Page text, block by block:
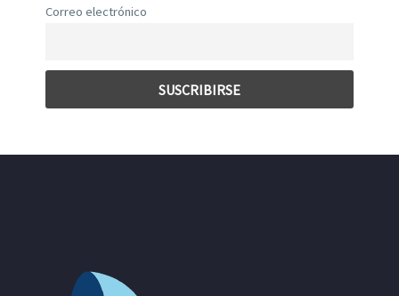
Correo electrónico